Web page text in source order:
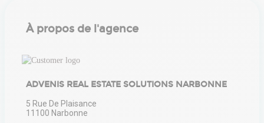
À propos de l'agence
ADVENIS REAL ESTATE SOLUTIONS NARBONNE
5 Rue De Plaisance
11100 Narbonne